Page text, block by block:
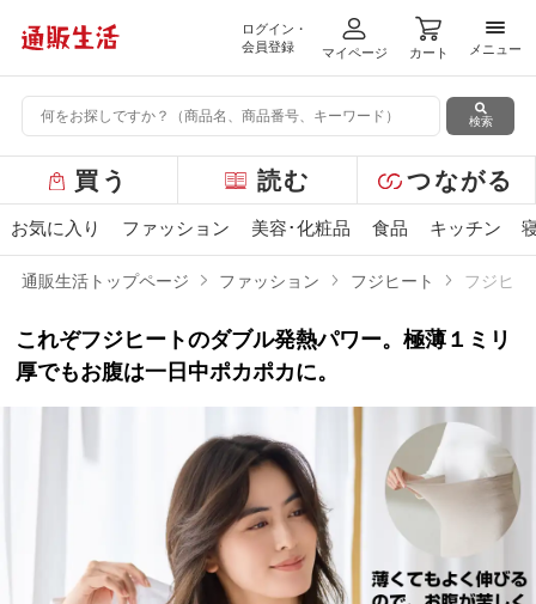
ログイン・
会員登録
マイページ カート
メニ
メニュー
検索
ー
バ
ュ
ー
買う 読む つながる
お気に入り ファッション 美容･化粧品 食品 キッチン
通販生活トップページ ファッション フジヒート フジヒ
これぞフジヒートのダブル発熱パワー。極薄１ミリ
厚でもお腹は一日中ポカポカに。